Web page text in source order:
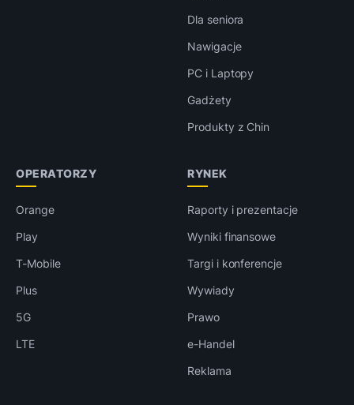
Dla seniora
Nawigacje
PC i Laptopy
Gadżety
Produkty z Chin
OPERATORZY
Orange
Play
T-Mobile
Plus
5G
LTE
RYNEK
Raporty i prezentacje
Wyniki finansowe
Targi i konferencje
Wywiady
Prawo
e-Handel
Reklama